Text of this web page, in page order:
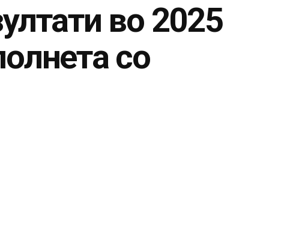
во 2025
со